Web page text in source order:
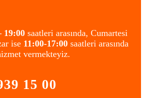
19:00saatleri arasında, Cumartesi
ise 11:00-17:00saatleri arasında
vermekteyiz.
15 00